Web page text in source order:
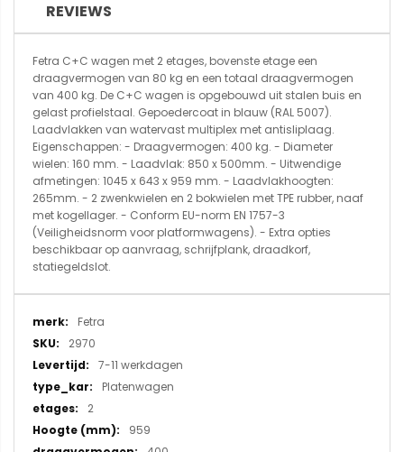
REVIEWS
Fetra C+C wagen met 2 etages, bovenste etage een
draagvermogen van 80 kg en een totaal draagvermogen
van 400 kg. De C+C wagen is opgebouwd uit stalen buis en
gelast profielstaal. Gepoedercoat in blauw (RAL 5007).
Laadvlakken van watervast multiplex met antisliplaag.
Eigenschappen: - Draagvermogen: 400 kg. - Diameter
wielen: 160 mm. - Laadvlak: 850 x 500mm. - Uitwendige
afmetingen: 1045 x 643 x 959 mm. - Laadvlakhoogten:
265mm. - 2 zwenkwielen en 2 bokwielen met TPE rubber, naaf
met kogellager. - Conform EU-norm EN 1757-3
(Veiligheidsnorm voor platformwagens). - Extra opties
beschikbaar op aanvraag, schrijfplank, draadkorf,
statiegeldslot.
Meer
informatie
Fetra
2970
7-11 werkdagen
Platenwagen
2
959